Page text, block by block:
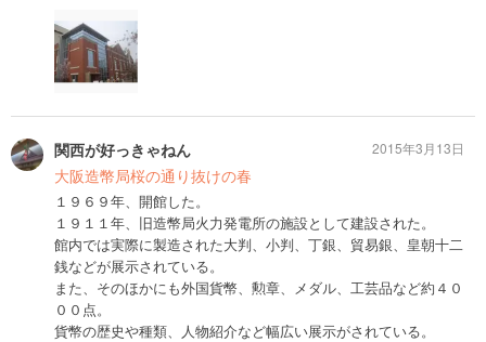
関西が好っきゃねん
大阪造幣局桜の通り抜けの春
１９６９年、開館した。
１９１１年、旧造幣局火力発電所の施設として建設された。
館内では実際に製造された大判、小判、丁銀、貿易銀、皇朝十二
銭などが展示されている。
また、そのほかにも外国貨幣、勲章、メダル、工芸品など約４０
００点。
貨幣の歴史や種類、人物紹介など幅広い展示がされている。
2015年3月13日